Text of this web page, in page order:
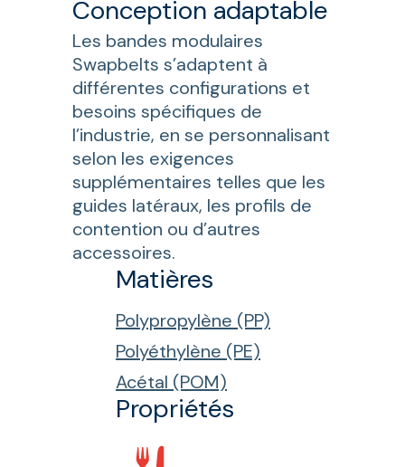
Conception adaptable
Les bandes modulaires
Swapbelts s’adaptent à
différentes configurations et
besoins spécifiques de
l’industrie, en se personnalisant
selon les exigences
supplémentaires telles que les
guides latéraux, les profils de
contention ou d’autres
accessoires.
Matières
Polypropylène (PP)
Polyéthylène (PE)
Acétal (POM)
Propriétés